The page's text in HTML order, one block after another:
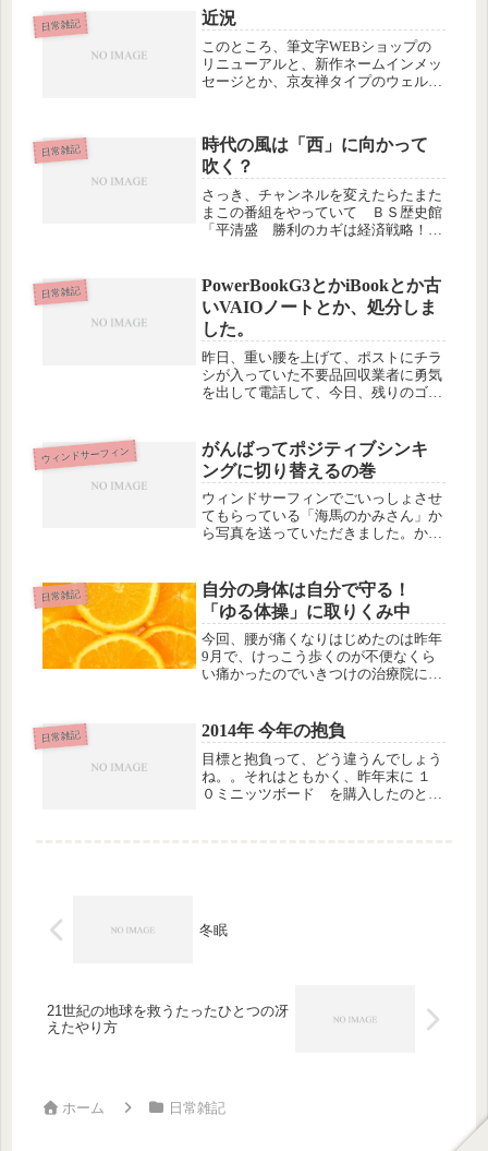
日常雑記 近況
このところ、筆文字WEBショップの
リニューアルと、新作ネームインメッ
セージとか、京友禅タイプのウェルカ
イプというのは、和柄の和紙を敷いた
額のことで、私が考えたものなので、
私...
日常雑記
時代の風は「西」に向かって
吹く？
さっき、チャンネルを変えたらたまた
まこの番組をやっていて ＢＳ歴史館
「平清盛 勝利のカギは経済戦略！～
いだけど見ていたら、本郷和人さん
（多分）が、興味深いことをおっしゃ
って...
日常雑記
PowerBookG3とかiBookとか古
いVAIOノートとか、処分しま
した。
昨日、重い腰を上げて、ポストにチラ
シが入っていた不要品回収業者に勇気
を出して電話して、今日、残りのゴミ
装置）、自転車１台、ブラウン管のテ
レビと古タイヤ（こちらは有料）な
ど...
ウィンドサーフィン
がんばってポジティブシンキ
ングに切り替えるの巻
ウィンドサーフィンでごいっしょさせ
てもらっている「海馬のかみさん」か
ら写真を送っていただきました。かみ
ろですが、帽子が私だし。青いボード
が見えているので、これは菊ちゃんの
ボ...
日常雑記
自分の身体は自分で守る！
「ゆる体操」に取りくみ中
今回、腰が痛くなりはじめたのは昨年
9月で、けっこう歩くのが不便なくら
い痛かったのでいきつけの治療院に行
ど、12月くらいにまた痛くなり始め
て、年明けにはお風呂場ですべって腰
をひ...
日常雑記 2014年 今年の抱負
目標と抱負って、どう違うんでしょう
ね。。それはともかく、昨年末に １
０ミニッツボード を購入したのと前
冬眠
21世紀の地球を救うたったひとつの冴
えたやり方
ホーム 日常雑記